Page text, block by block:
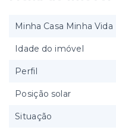
Minha Casa Minha Vida
Idade do imóvel
Perfil
Posição solar
Situação